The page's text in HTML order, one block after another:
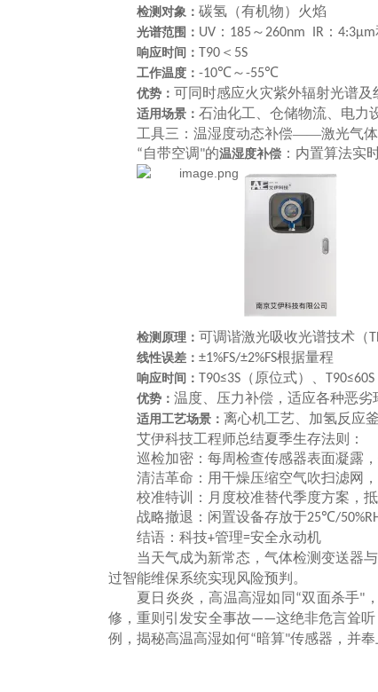
检测对象： 碳氢（有机物）火焰
光谱范围： UV ： 185 ～260nm IR ： 4:3μm
响应时间： T90 ＜ 5S
工作温度： -10℃ ～-55℃
优势： 可同时感应火灾紫外辐射光谱及
适用场景： 石油化工、仓储物流、电力
工具三：温湿度动态补偿——激光气体
“自带空调"的温湿度补偿 ：内置算法实
检测原理： 可调谐激光吸收光谱技术（
线性误差： ±1%FS/±2%FS根据量程
响应时间： T90≤3S （原位式）、 T90≤60S
优势： 温度、压力补偿，适应各种恶劣
适用工艺场景： 离心机工艺、加氢反应
艾伊科技工程师总结夏季生存法则：
巡检加密：每周检查传感器表面凝露
清洁革命：用干燥压缩空气吹扫滤网
校准特训：月度校准替代季度方案，
战略撤退：闲置设备存放于25℃/
结语：科技+管理=安全永动机
当天气成为新常态，气体检测变送器
过智能维保系统实现风险预判。
夏日炎炎，高温高湿如同 “双面杀手"
修，重则引发安全事故——这绝非危言耸
例，揭秘高温高湿如何“暗算"传感器，并奉